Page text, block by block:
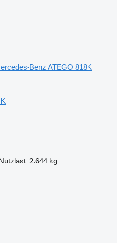
Benz ATEGO 818K
Nutzlast 2.644 kg